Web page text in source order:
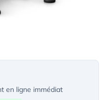
en ligne immédiat